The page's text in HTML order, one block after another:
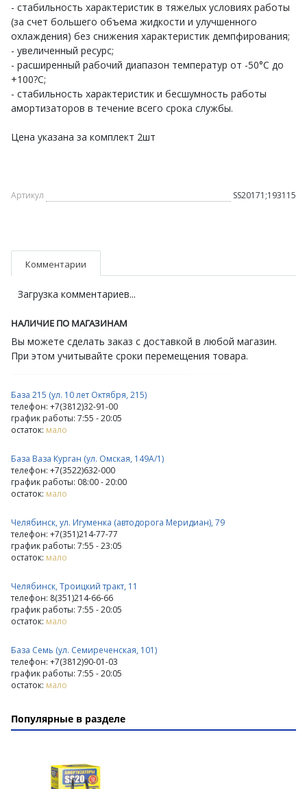
- стабильность характеристик в тяжелых условиях работы
(за счет большего объема жидкости и улучшенного
охлаждения) без снижения характеристик демпфирования;
- увеличенный ресурс;
- расширенный рабочий диапазон температур от -50°С до
+100?С;
- стабильность характеристик и бесшумность работы
амортизаторов в течение всего срока службы.
Цена указана за комплект 2шт
Артикул SS20171;193115
Комментарии
Загрузка комментариев...
НАЛИЧИЕ ПО МАГАЗИНАМ
Вы можете сделать заказ с доставкой в любой магазин.
При этом учитывайте сроки перемещения товара.
База 215 (ул. 10 лет Октября, 215)
телефон: +7(3812)32-91-00
график работы: 7:55 - 20:05
остаток: мало
База Ваза Курган (ул. Омская, 149А/1)
телефон: +7(3522)632-000
график работы: 08:00 - 20:00
остаток: мало
Челябинск, ул. Игуменка (автодорога Меридиан), 79
телефон: +7(351)214-77-77
график работы: 7:55 - 23:05
остаток: мало
Челябинск, Троицкий тракт, 11
телефон: 8(351)214-66-66
график работы: 7:55 - 20:05
остаток: мало
База Семь (ул. Семиреченская, 101)
телефон: +7(3812)90-01-03
график работы: 7:55 - 20:05
остаток: мало
Популярные в разделе